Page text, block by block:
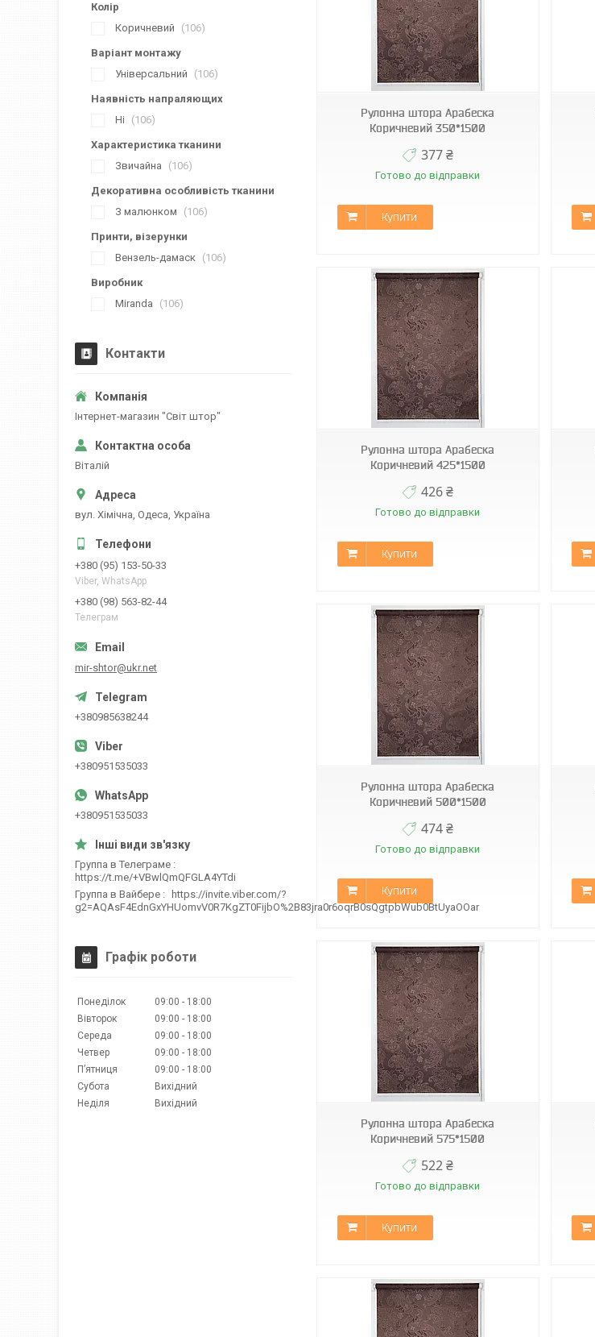
Рулонна штора Арабеска
Коричневий 350*1500
377 ₴
Готово до відправки
Купити
К-2261
К-2261
Рулонна штора Арабеска
Коричневий 425*1500
426 ₴
Готово до відправки
Купити
К-2261
Рулонна штора Арабеска
Коричневий 500*1500
474 ₴
Готово до відправки
Купити
К-2261
К-2261
Рулонна штора Арабеска
Коричневий 575*1500
522 ₴
Готово до відправки
Купити
К-2261
Колір
Коричневий
106
Варіант монтажу
Універсальний
106
Наявність напраляющих
Ні
106
Характеристика тканини
Звичайна
106
Декоративна особливість тканини
З малюнком
106
Принти, візерунки
Вензель-дамаск
106
Виробник
Miranda
106
Контакти
Iнтернет-магазин "Свiт штор"
Вiталiй
вул. Хiмiчна, Одеса, Україна
+380 (95) 153-50-33
Viber, WhatsApp
+380 (98) 563-82-44
Телеграм
mir-shtor@ukr.net
+380985638244
+380951535033
+380951535033
Группа в Телеграме
https://t.me/+VBwlQmQFGLA4YTdi
Группа в Вайбере
https://invite.viber.com/?
g2=AQAsF4EdnGxYHUomvV0R7KgZT0FijbO%2B83jra0r6oqrB0sQgtpbWub0BtUyaOOar
Графік роботи
Понеділок 09:00
18:00
Вівторок
09:00
18:00
Середа
09:00
18:00
Четвер
09:00
18:00
Пʼятниця
09:00
18:00
Субота
Вихідний
Неділя
Вихідний